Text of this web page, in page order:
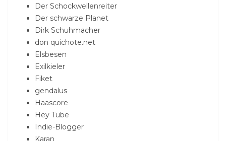
Der Schockwellenreiter
Der schwarze Planet
Dirk Schuhmacher
don quichote.net
Elsbesen
Exilkieler
Fiket
gendalus
Haascore
Hey Tube
Indie-Blogger
Karan